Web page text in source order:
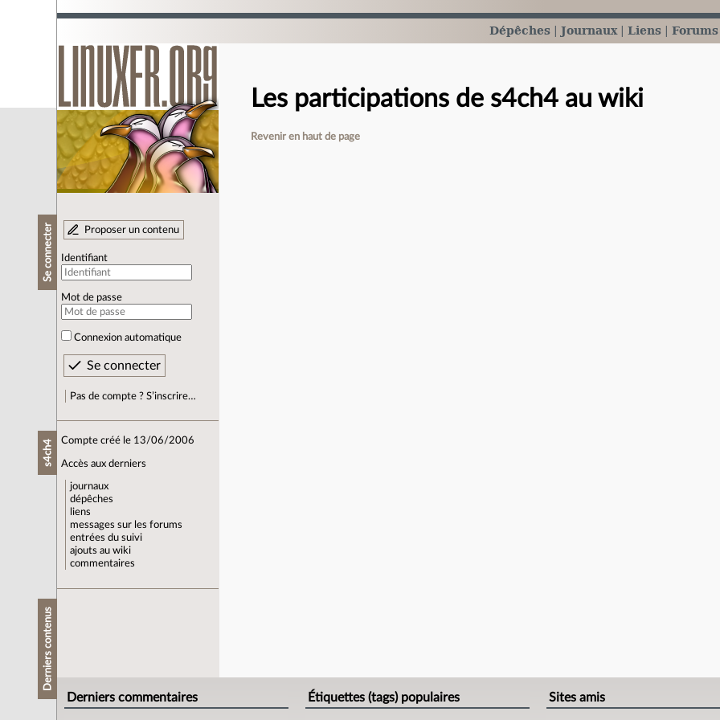
Dépêches Journaux Liens Forums
Se connecter Proposer un contenu
Identifiant
Mot de passe
Connexion automatique
Pas de compte ? S’inscrire…
s4ch4 Compte créé le 13/06/2006
Accès aux derniers
journaux
dépêches
liens
messages sur les forums
entrées du suivi
ajouts au wiki
commentaires
Derniers contenus
Les participations de s4ch4 au wiki
Revenir en haut de page
Derniers commentaires Étiquettes (tags) populaires Sites amis